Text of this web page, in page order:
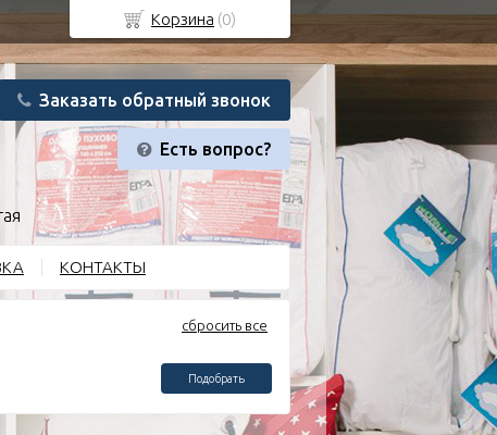
Заказать обратный звонок
Есть вопрос?
КОНТАКТЫ
сбросить все
Подобрать
Корзина (0)